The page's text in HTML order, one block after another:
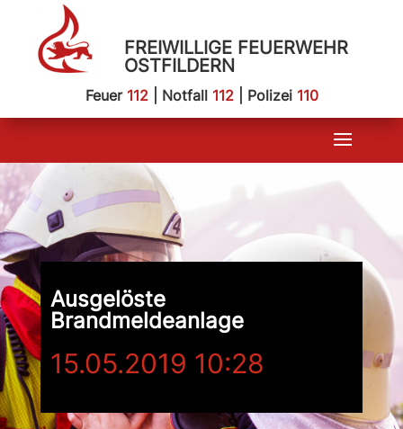
FREIWILLIGE FEUERWEHR
OSTFILDERN
Feuer 112| Notfall 112| Polizei 110
Ausgelöste
Brandmeldeanlage
15.05.2019 10:28